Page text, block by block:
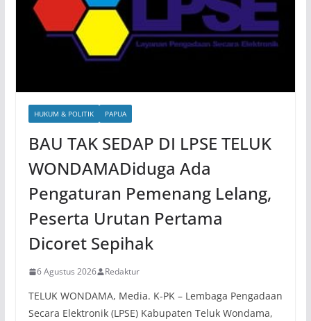
HUKUM & POLITIK PAPUA
BAU TAK SEDAP DI LPSE TELUK
WONDAMADiduga Ada
Pengaturan Pemenang Lelang,
Peserta Urutan Pertama
Dicoret Sepihak
6 Agustus 2026 Redaktur
TELUK WONDAMA, Media. K-PK – Lembaga Pengadaan
Secara Elektronik (LPSE) Kabupaten Teluk Wondama,